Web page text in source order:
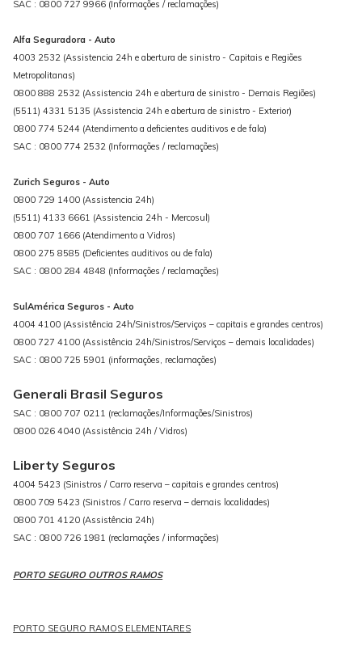
SAC : 0800 727 9966 (Informações / reclamações)
Alfa Seguradora - Auto
4003 2532 (Assistencia 24h e abertura de sinistro - Capitais e Regiões
Metropolitanas)
0800 888 2532 (Assistencia 24h e abertura de sinistro - Demais Regiões)
(5511) 4331 5135 (Assistencia 24h e abertura de sinistro - Exterior)
0800 774 5244 (Atendimento a deficientes auditivos e de fala)
SAC : 0800 774 2532 (Informações / reclamações)
Zurich Seguros - Auto
0800 729 1400 (Assistencia 24h)
(5511) 4133 6661 (Assistencia 24h - Mercosul)
0800 707 1666 (Atendimento a Vidros)
0800 275 8585 (Deficientes auditivos ou de fala)
SAC : 0800 284 4848 (Informações / reclamações)
SulAmérica Seguros - Auto
4004 4100 (Assistência 24h/Sinistros/Serviços – capitais e grandes centros)
0800 727 4100 (Assistência 24h/Sinistros/Serviços – demais localidades)
SAC : 0800 725 5901 (informações, reclamações)
Generali Brasil Seguros
SAC : 0800 707 0211 (reclamações/Informações/Sinistros)
0800 026 4040 (Assistência 24h / Vidros)
Liberty Seguros
4004 5423 (Sinistros / Carro reserva – capitais e grandes centros)
0800 709 5423 (Sinistros / Carro reserva – demais localidades)
0800 701 4120 (Assistência 24h)
SAC : 0800 726 1981 (reclamações / informações)
PORTO SEGURO OUTROS RAMOS
PORTO SEGURO RAMOS ELEMENTARES